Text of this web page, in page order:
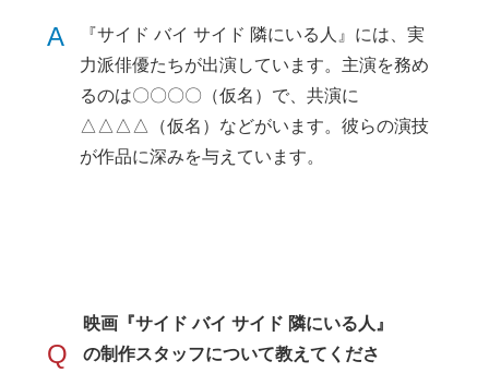
A
『サイド バイ サイド 隣にいる人』には、実
力派俳優たちが出演しています。主演を務め
るのは〇〇〇〇（仮名）で、共演に
△△△△（仮名）などがいます。彼らの演技
が作品に深みを与えています。
Q
映画『サイド バイ サイド 隣にいる人』
の制作スタッフについて教えてくださ